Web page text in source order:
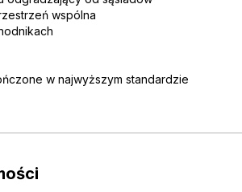
wspólna
w najwyższym standardzie